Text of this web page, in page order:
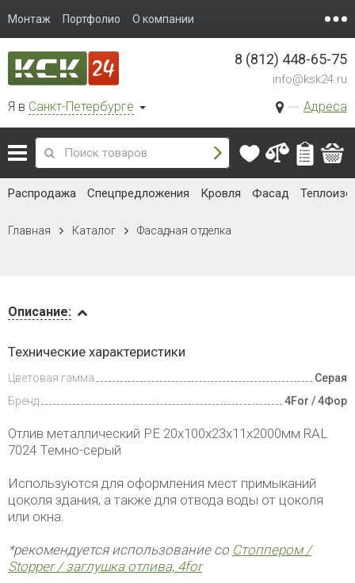
Монтаж Портфолио О компании
Я в Санкт-Петербурге Адреса
8 (812) 448-65-75
info@ksk24.ru
Распродажа Спецпредложения Кровля Фасад
Главная Каталог Фасадная отделка
и оплата
Описание:
Технические характеристики
Цветовая гамма
Серая
Бренд
4For / 4Фор
Отлив металлический PE 20х100х23х11х2000мм RAL
7024 Темно-серый
Используются для оформления мест примыканий
цоколя здания, а также для отвода воды от цоколя
или окна.
*рекомендуется использование со Стоппером /
Stopper / заглушка отлива, 4for